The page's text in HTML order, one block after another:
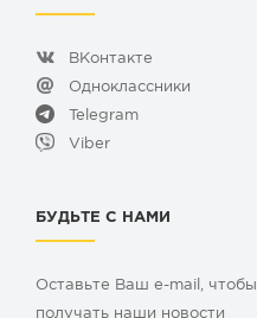
ВКонтакте
Одноклассники
Telegram
Viber
БУДЬТЕ С НАМИ
Оставьте Ваш e-mail, чтобы
получать наши новости